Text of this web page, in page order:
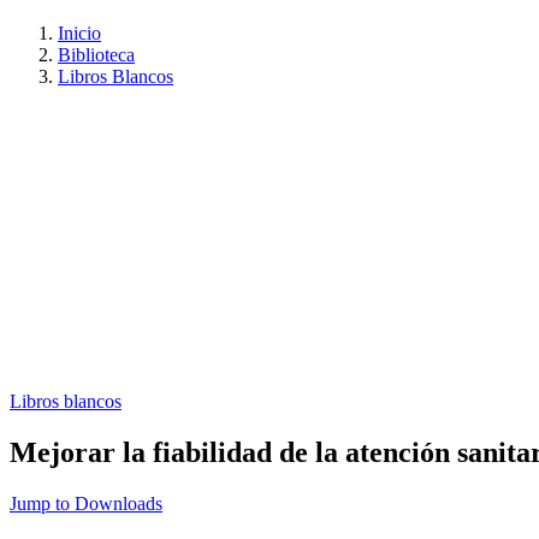
Inicio
Biblioteca
Libros Blancos
Libros blancos
Mejorar la fiabilidad de la atención
Jump to Downloads